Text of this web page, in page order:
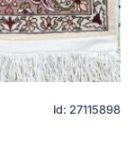
Id: 27115898